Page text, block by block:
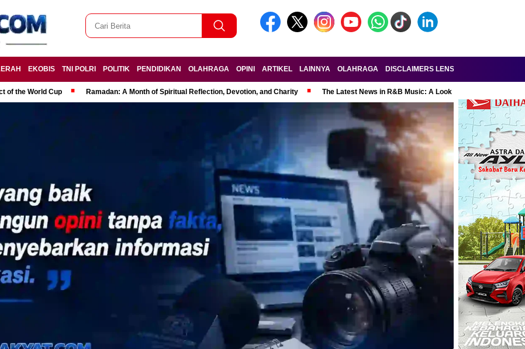
EKOBIS TNI POLRI POLITIK PENDIDIKAN OLAHRAGA OPINI ARTIKEL LAINNYA OLAHRAGA DISCLAIMERS LENSA-RAKYAT.COM
of the World Cup Ramadan: A Month of Spiritual Reflection, Devotion, and Charity The Latest News in R&B Music: A Look at Super Bowl